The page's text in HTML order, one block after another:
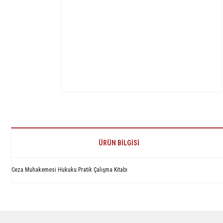
ÜRÜN BILGISI
Ceza Muhakemesi Hukuku Pratik Çalışma Kitabı